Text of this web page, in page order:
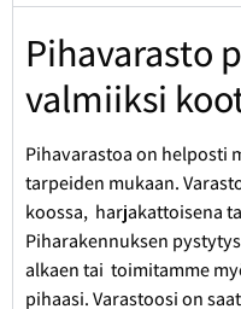
Pihavarasto
valmiiksi
Pihavarastoa on helposti
tarpeiden mukaan.
koossa, harjakattoisena
Piharakennuksen
alkaen tai toimitamme
pihaasi. Varastoosi on